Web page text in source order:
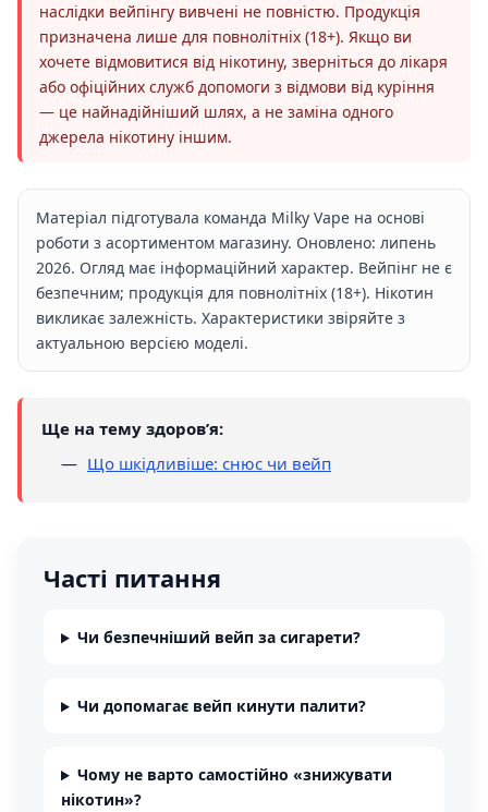
наслідки вейпінгу вивчені не повністю. Продукція
призначена лише для повнолітніх (18+). Якщо ви
хочете відмовитися від нікотину, зверніться до лікаря
або офіційних служб допомоги з відмови від куріння
— це найнадійніший шлях, а не заміна одного
джерела нікотину іншим.
Матеріал підготувала команда Milky Vape на основі
роботи з асортиментом магазину. Оновлено: липень
2026. Огляд має інформаційний характер. Вейпінг не є
безпечним; продукція для повнолітніх (18+). Нікотин
викликає залежність. Характеристики звіряйте з
актуальною версією моделі.
Ще на тему здоровʼя:
Що шкідливіше: снюс чи вейп
Часті питання
Чи безпечніший вейп за сигарети?
Чи допомагає вейп кинути палити?
Чому не варто самостійно «знижувати
нікотин»?